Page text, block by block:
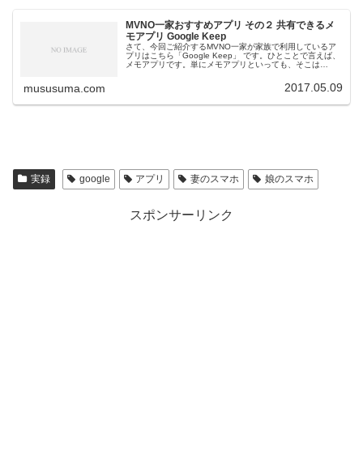
MVNO一家おすすめアプリ その２ 共有できるメ
モアプリ Google Keep
さて、今回ご紹介するMVNO一家が家族で利用しているア
プリはこちら「Google Keep」 です。ひとことで言えば、
メモアプリです。単にメモアプリといっても、そこは
mususuma.com 2017.05.09
実録 google アプリ 妻のスマホ 娘のスマホ
スポンサーリンク